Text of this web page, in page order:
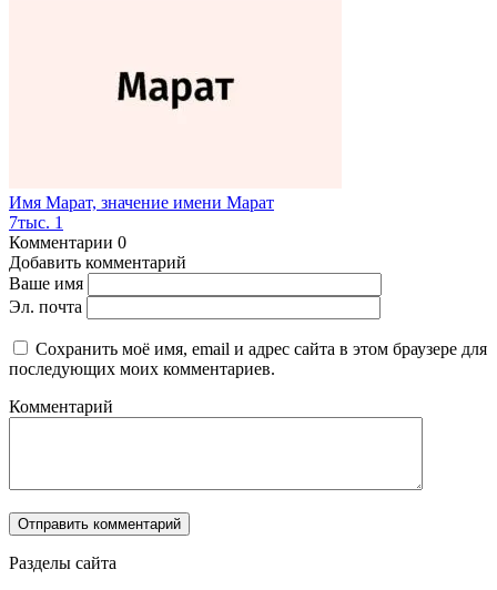
Имя Марат, значение имени Марат
7тыс. 1
Комментарии 0
Добавить комментарий
Ваше имя
Эл. почта
Сохранить моё имя, email и адрес сайта в этом браузере для
последующих моих комментариев.
Комментарий
Разделы сайта